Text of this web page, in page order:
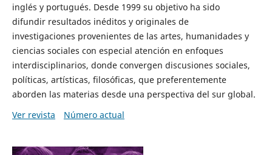
inglés y portugués. Desde 1999 su objetivo ha sido
difundir resultados inéditos y originales de
investigaciones provenientes de las artes, humanidades y
ciencias sociales con especial atención en enfoques
interdisciplinarios, donde convergen discusiones sociales,
políticas, artísticas, filosóficas, que preferentemente
aborden las materias desde una perspectiva del sur global.
Ver revista
Número actual